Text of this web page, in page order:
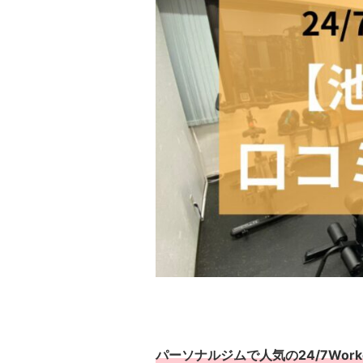
パーソナルジムで人気の24/